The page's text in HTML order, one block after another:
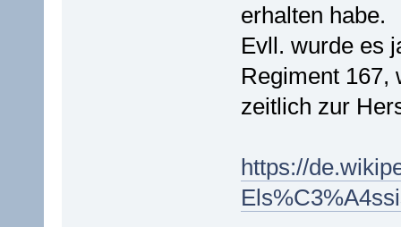
erhalten habe.
Evll. wurde es
Regiment 167,
zeitlich zur
https://